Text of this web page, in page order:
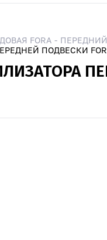
FORA
ПЕРЕДНИЙ
ПОДВЕСКИ